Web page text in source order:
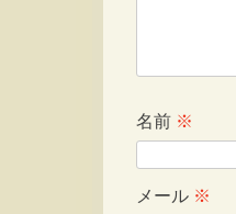
名前 ※
メール ※